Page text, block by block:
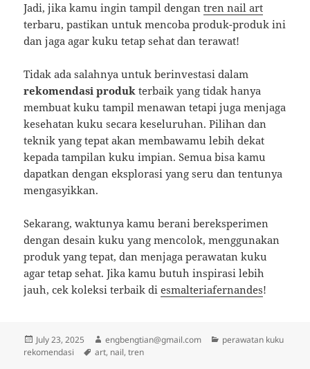
Jadi, jika kamu ingin tampil dengantren nail art
terbaru, pastikan untuk mencoba produk-produk ini
dan jaga agar kuku tetap sehat dan terawat!
Tidak ada salahnya untuk berinvestasi dalam
rekomendasi produk terbaik yang tidak hanya
membuat kuku tampil menawan tetapi juga menjaga
kesehatan kuku secara keseluruhan. Pilihan dan
teknik yang tepat akan membawamu lebih dekat
kepada tampilan kuku impian. Semua bisa kamu
dapatkan dengan eksplorasi yang seru dan tentunya
mengasyikkan.
Sekarang, waktunya kamu berani bereksperimen
dengan desain kuku yang mencolok, menggunakan
produk yang tepat, dan menjaga perawatan kuku
agar tetap sehat. Jika kamu butuh inspirasi lebih
jauh, cek koleksi terbaik diesmalteriafernandes!
Posted
on
July 23, 2025 Author
engbengtian@gmail.com Categories
perawatan kuku
rekomendasi
Tags
art, nail,tren